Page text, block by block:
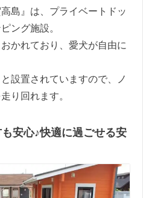
島』は、プライベートドッ
ング施設。
かれており、愛犬が自由に
設置されていますので、ノ
り回れます。
安心♪快適に過ごせる安